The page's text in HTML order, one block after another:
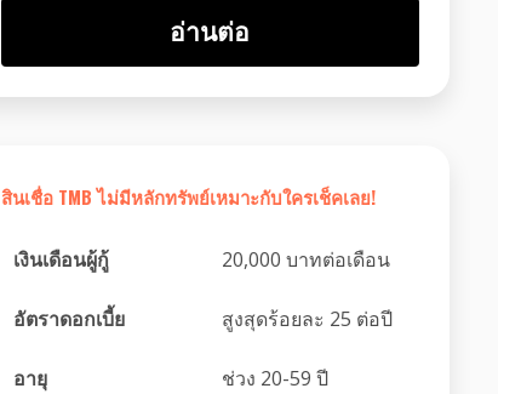
อ่านต่อ
สินเชื่อ TMB ไม่มีหลักทรัพย์เหมาะกับใครเช็คเลย!
เงินเดือนผู้กู้ 20,000 บาทต่อเดือน
อัตราดอกเบี้ย สูงสุดร้อยละ 25 ต่อปี
อายุ ช่วง 20-59 ปี